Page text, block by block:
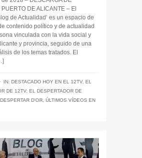
DE ALICANTE – El
de Actualidad’ es un espacio de
contenido político y de actualidad
vinculada con la vida social y
y provincia, seguido de una
de los temas tratados. El
IN: DESTACADO HOY EN EL 12TV, EL
DE 12TV, EL DESPERTADOR DE
D'OR, ÚLTIMOS VÍDEOS EN